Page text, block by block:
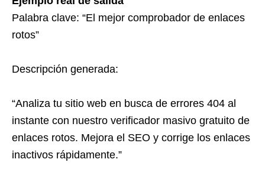
Palabra clave: “El mejor comprobador de enlaces
rotos”
Descripción generada:
“Analiza tu sitio web en busca de errores 404 al
instante con nuestro verificador masivo gratuito de
enlaces rotos. Mejora el SEO y corrige los enlaces
inactivos rápidamente.”